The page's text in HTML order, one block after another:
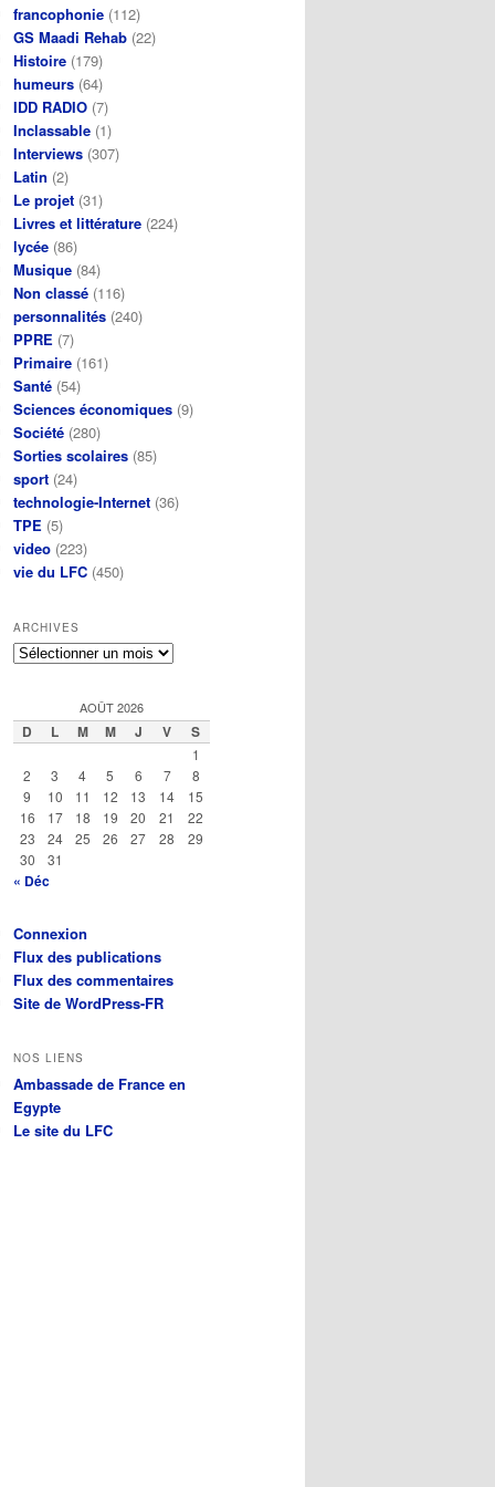
francophonie (112)
GS Maadi Rehab (22)
Histoire (179)
humeurs (64)
IDD RADIO (7)
Inclassable (1)
Interviews (307)
Latin (2)
Le projet (31)
Livres et littérature (224)
lycée (86)
Musique (84)
Non classé (116)
personnalités (240)
PPRE (7)
Primaire (161)
Santé (54)
Sciences économiques (9)
Société (280)
Sorties scolaires (85)
sport (24)
technologie-Internet (36)
TPE (5)
video (223)
vie du LFC (450)
ARCHIVES
Archives
AOÛT 2026
D L M M J V S
1
2
3 4 5 6 7
8
9
10 11 12 13 14
15
16
17 18 19 20 21
22
23
24 25 26 27 28
29
30
31
« Déc
Connexion
Flux des publications
Flux des commentaires
Site de WordPress-FR
NOS LIENS
Ambassade de France en
Egypte
Le site du LFC